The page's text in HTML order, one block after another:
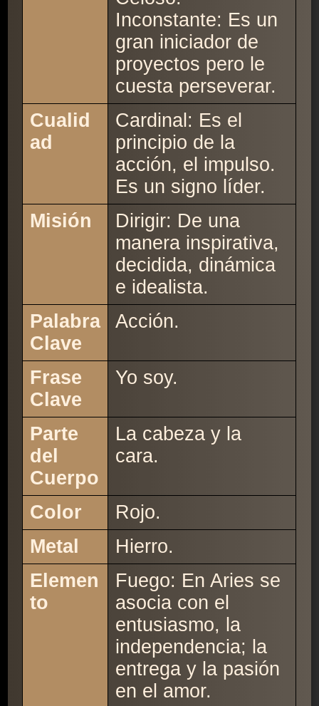
Inconstante: Es un
gran iniciador de
proyectos pero le
cuesta perseverar.
Cualid
ad
Cardinal: Es el
principio de la
acción, el impulso.
Es un signo líder.
Misión
Dirigir: De una
manera inspirativa,
decidida, dinámica
e idealista.
Palabra
Clave
Acción.
Frase
Clave
Yo soy.
Parte
del
Cuerpo
La cabeza y la
cara.
Color
Rojo.
Metal
Hierro.
Elemen
to
Fuego: En Aries se
asocia con el
entusiasmo, la
independencia; la
entrega y la pasión
en el amor.